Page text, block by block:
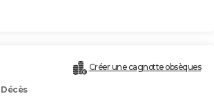
Créer une cagnotte obsèques
Décès